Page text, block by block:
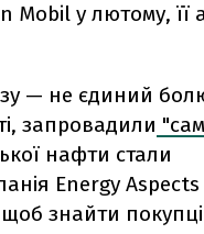
Mobil у лютому, її
— не єдиний
запровадили
нафти стали
Energy
знайти